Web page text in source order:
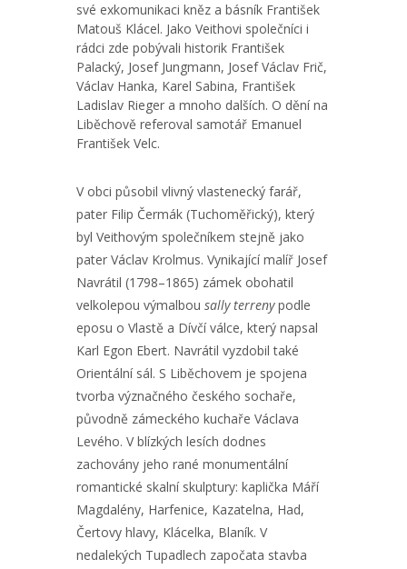
své exkomunikaci kněz a básník František
Matouš Klácel. Jako Veithovi společníci i
rádci zde pobývali historik František
Palacký, Josef Jungmann, Josef Václav Frič,
Václav Hanka, Karel Sabina, František
Ladislav Rieger a mnoho dalších. O dění na
Liběchově referoval samotář Emanuel
František Velc.
V obci působil vlivný vlastenecký farář,
pater Filip Čermák (Tuchoměřický), který
byl Veithovým společníkem stejně jako
pater Václav Krolmus. Vynikající malíř Josef
Navrátil (1798–1865) zámek obohatil
velkolepou výmalbou sally terrenypodle
eposu o Vlastě a Dívčí válce, který napsal
Karl Egon Ebert. Navrátil vyzdobil také
Orientální sál. S Liběchovem je spojena
tvorba význačného českého sochaře,
původně zámeckého kuchaře Václava
Levého. V blízkých lesích dodnes
zachovány jeho rané monumentální
romantické skalní skulptury: kaplička Máří
Magdalény, Harfenice, Kazatelna, Had,
Čertovy hlavy, Klácelka, Blaník. V
nedalekých Tupadlech započata stavba